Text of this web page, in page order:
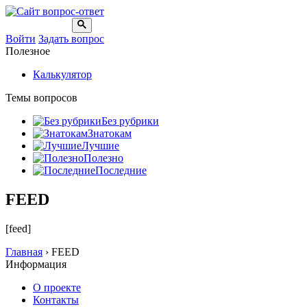
Войти Задать вопрос
Полезное
Калькулятор
Темы вопросов
Без рубрики
Знатокам
Лучшие
Полезно
Последние
FEED
[feed]
Главная › FEED
Информация
О проекте
Контакты